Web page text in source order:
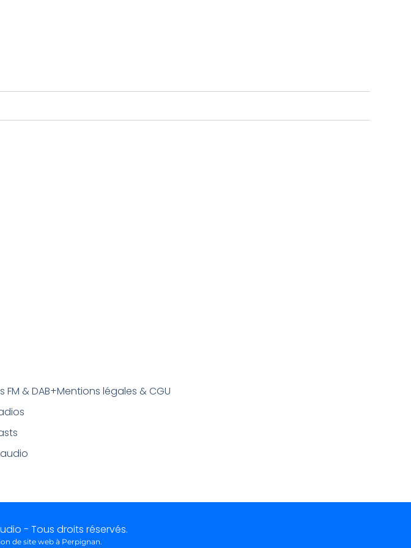
FM & DAB+Mentions légales & CGU
- Tous droits réservés.
de site web à Perpignan.